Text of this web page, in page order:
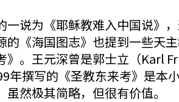
说为《耶稣教难入中国说》
《海国图志》也提到一些天
。王元深曾是郭士立（Karl
撰写的《圣教东来考》是本
然极其简略，但很有价值。